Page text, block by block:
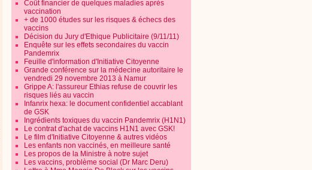
Coût financier de quelques maladies après
vaccination
+ de 1000 études sur les risques & échecs des
vaccins
Décision du Jury d'Ethique Publicitaire (9/11/11)
Enquête sur les effets secondaires du vaccin
Pandemrix
Feuille d'information d'Initiative Citoyenne
Grande conférence sur la médecine autoritaire le
vendredi 29 novembre 2013 à Namur
Grippe A: l'assureur Ethias refuse de couvrir les
risques liés au vaccin
Infanrix hexa: le document confidentiel accablant
de GSK
Ingrédients toxiques du vaccin Pandemrix (H1N1)
Le contrat d'achat de vaccins H1N1 avec GSK!
Le film d'Initiative Citoyenne & autres vidéos
Les enfants non vaccinés, en meilleure santé
Les propos de la Ministre à notre sujet
Les vaccins, problème social (Dr Marc Deru)